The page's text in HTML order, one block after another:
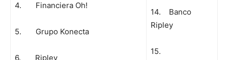
4. Financiera Oh!
5. Grupo Konecta
6. Ripley
14. Banco
Ripley
15.